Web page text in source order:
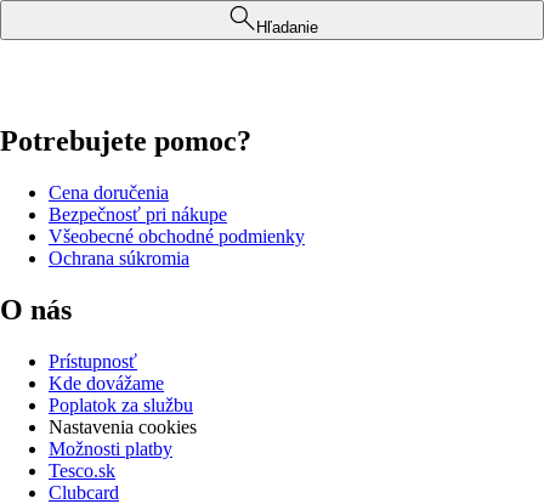
Hľadanie
Potrebujete pomoc?
Cena doručenia
Bezpečnosť pri nákupe
Všeobecné obchodné podmienky
Ochrana súkromia
O nás
Prístupnosť
Kde dovážame
Poplatok za službu
Nastavenia cookies
Možnosti platby
Tesco.sk
Clubcard